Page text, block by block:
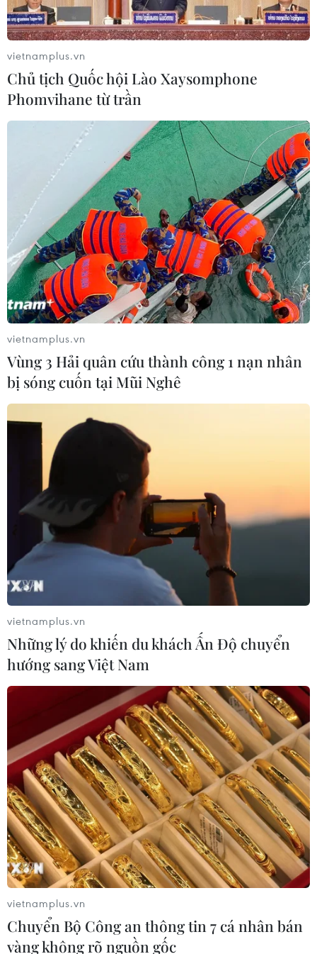
TIN CÙNG CHUYÊN MỤC
Cảnh giác thủ đoạn lôi kéo tham gia
“Hội Thánh Đức Chúa Trời Mẹ”
09/08/2026 03:02
vietnamplus.vn
Chủ tịch Quốc hội Lào Xaysomphone
Phomvihane từ trần
vietnamplus.vn
Vùng 3 Hải quân cứu thành công 1 nạn nhân
bị sóng cuốn tại Mũi Nghê
vietnamplus.vn
Những lý do khiến du khách Ấn Độ chuyển
hướng sang Việt Nam
vietnamplus.vn
Chuyển Bộ Công an thông tin 7 cá nhân bán
vàng không rõ nguồn gốc